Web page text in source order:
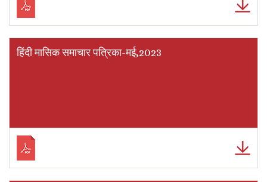
हिंदी मासिक समाचार पत्रिका-मई,2023